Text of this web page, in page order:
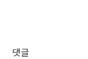
댓글